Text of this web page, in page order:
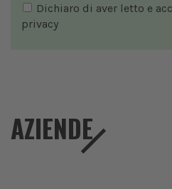
Dichiaro di aver letto e
privacy
AZIENDE